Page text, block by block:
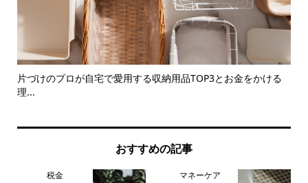
片づけのプロが自宅で愛用する収納用品TOP3とお金をかける
理...
おすすめの記事
税金 マネーケア